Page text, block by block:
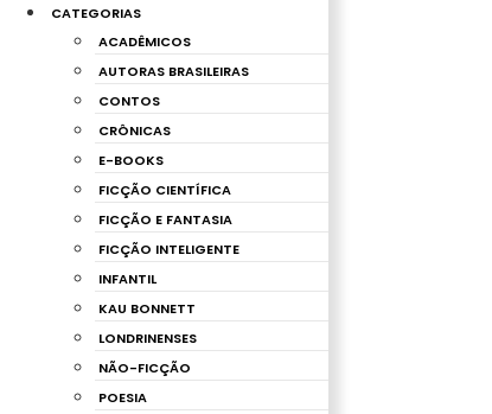
CATEGORIAS
ACADÊMICOS
AUTORAS BRASILEIRAS
CONTOS
CRÔNICAS
E-BOOKS
FICÇÃO CIENTÍFICA
FICÇÃO E FANTASIA
FICÇÃO INTELIGENTE
INFANTIL
KAU BONNETT
LONDRINENSES
NÃO-FICÇÃO
POESIA